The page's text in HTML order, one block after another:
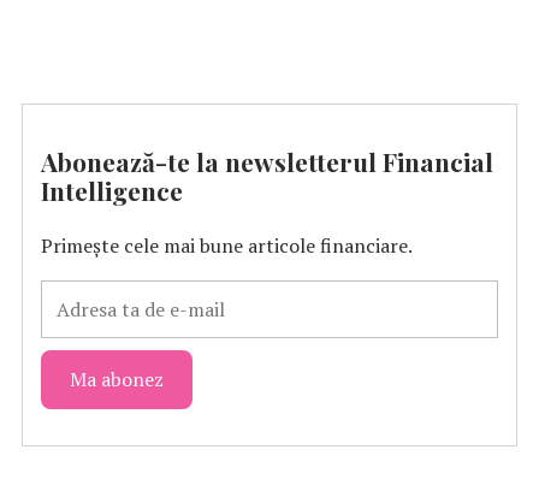
Abonează-te la newsletterul Financial
Intelligence
Primește cele mai bune articole financiare.